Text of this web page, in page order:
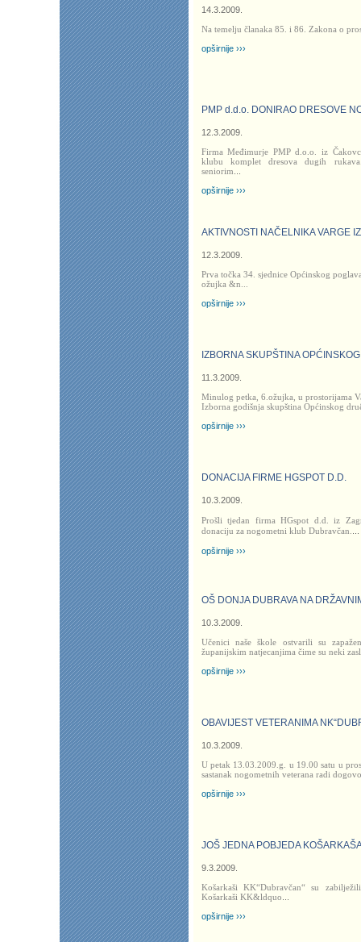
14.3.2009.
Na temelju članaka 85. i 86. Zakona o
opširnije ›››
PMP d.d.o. DONIRAO DRESOVE
12.3.2009.
Firma Međimurje PMP d.o.o. iz
klubu komplet dresova dugih
seniorim
opširnije ›››
AKTIVNOSTI NAČELNIKA VARGE
12.3.2009.
Prva točka 34. sjednice Općinskog
ožujka &n
opširnije ›››
IZBORNA SKUPŠTINA
11.3.2009.
Minulog petka, 6.ožujka, u prostorijama
Izborna godišnja skupština Općinskog
opširnije ›››
DONACIJA FIRME HGSPOT D.D.
10.3.2009.
Prošli tjedan firma HGspot d.d. iz
donaciju za nogometni klub Dubravčan.
opširnije ›››
OŠ DONJA DUBRAVA NA
10.3.2009.
Učenici naše škole ostvarili su
županijskim natjecanjima čime su neki zasl
opširnije ›››
OBAVIJEST VETERANIMA
10.3.2009.
U petak 13.03.2009.g. u 19.00 satu u
sastanak nogometnih veterana radi
opširnije ›››
JOŠ JEDNA POBJEDA
9.3.2009.
Košarkaši KK“Dubravčan“ su
Košarkaši KK&ldquo
opširnije ›››